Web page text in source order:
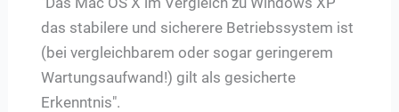
das stabilere und sicherere Betriebssystem ist
(bei vergleichbarem oder sogar geringerem
Wartungsaufwand!) gilt als gesicherte
Erkenntnis".